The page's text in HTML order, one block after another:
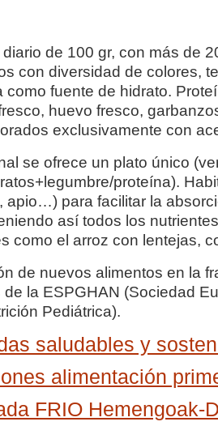
de 100 gr, con más de
con diversidad de colores,
como fuente de hidrato.
huevo fresco,
exclusivamente con
se ofrece un plato único
proteína).
apio…) para facilitar la
así todos los
como el arroz con lentejas,
de nuevos alimentos en la
la ESPGHAN (Sociedad
Pediátrica).
saludables y
alimentación
FRIO Hemengoak-